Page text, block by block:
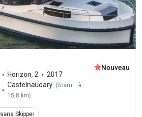
Horizon,2
2017
Castelnaudary ( Bram : à
15,8 km)
Nouveau
sans Skipper